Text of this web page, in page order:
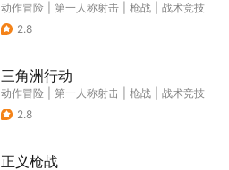
动作冒险 第一人称射击 枪战
战术竞技
2.8
三角洲行动
动作冒险 第一人称射击 枪战
战术竞技
2.8
正义枪战